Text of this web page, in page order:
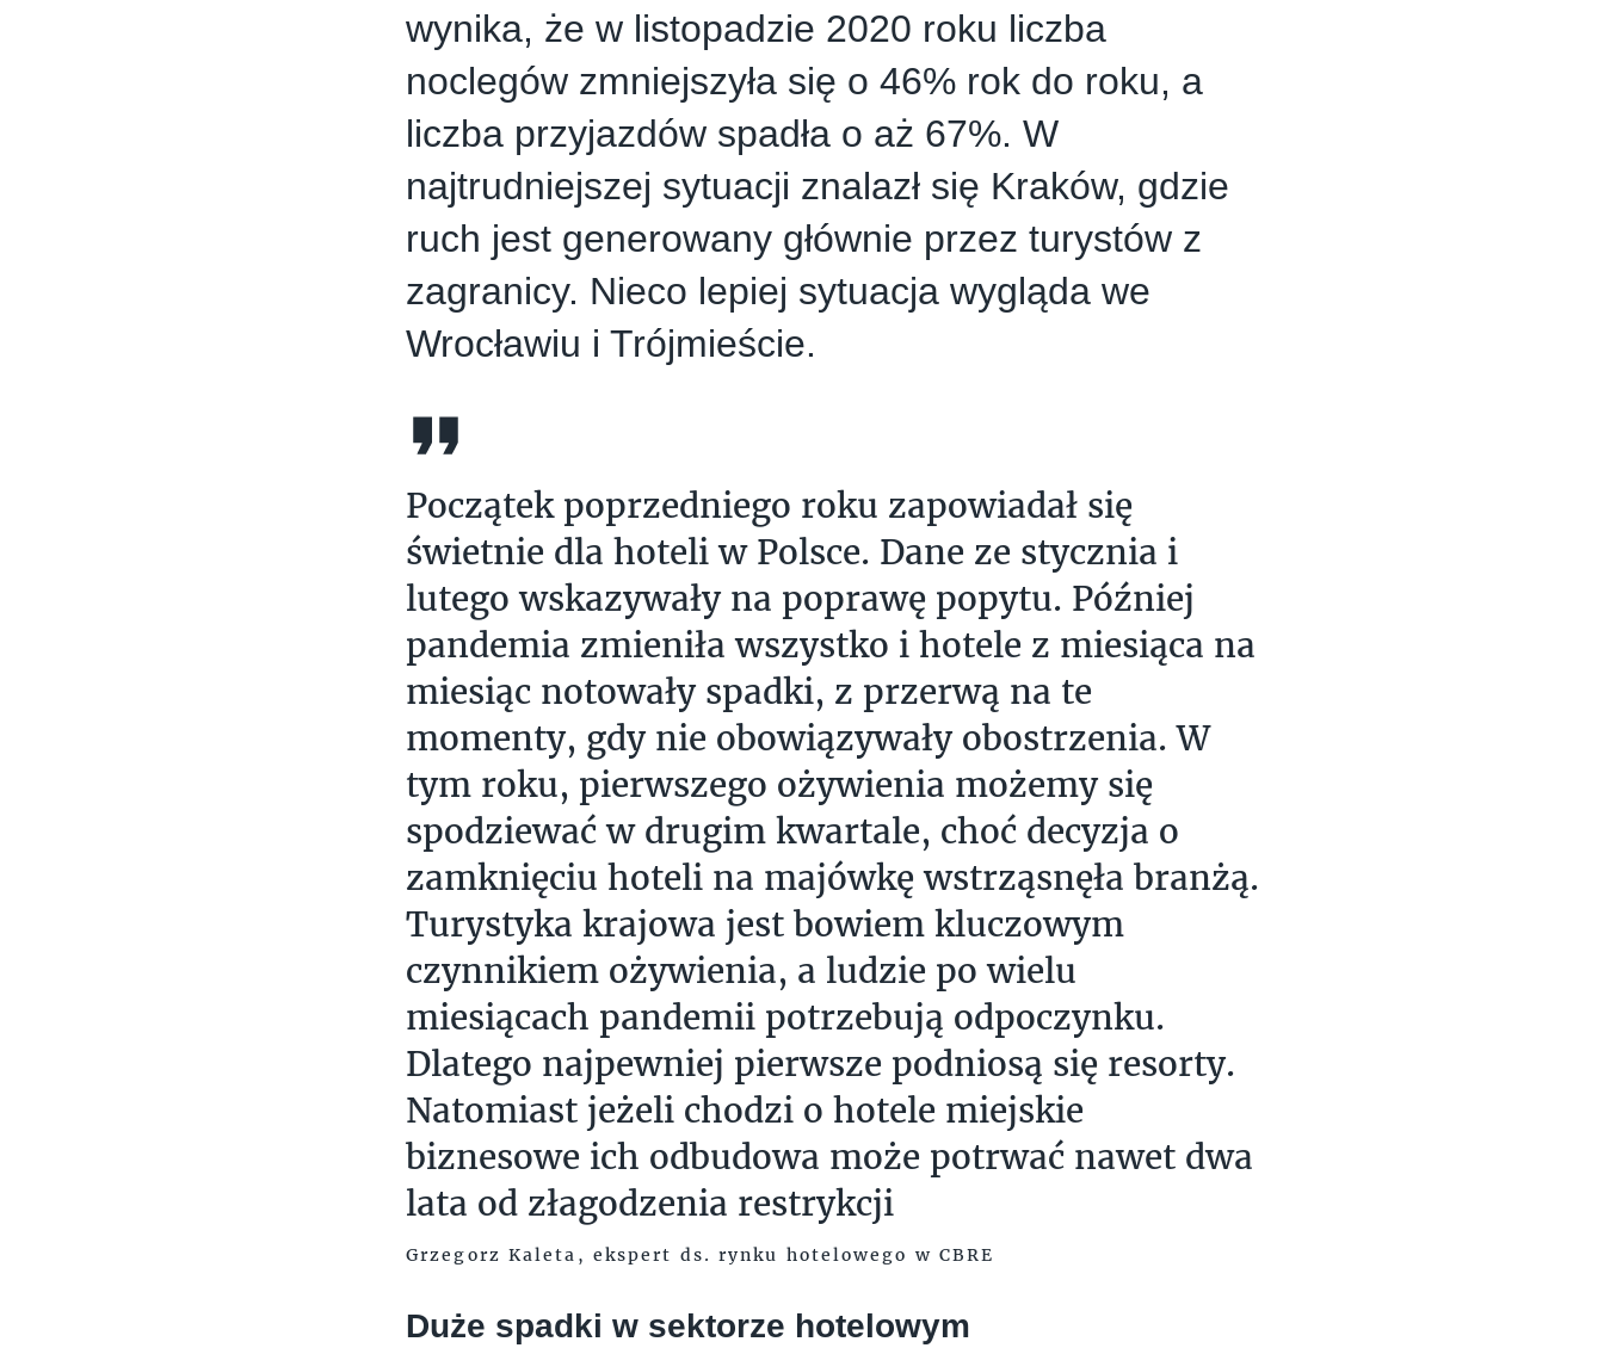
wynika, że w listopadzie 2020 roku liczba
noclegów zmniejszyła się o 46% rok do roku, a
liczba przyjazdów spadła o aż 67%. W
najtrudniejszej sytuacji znalazł się Kraków, gdzie
ruch jest generowany głównie przez turystów z
zagranicy. Nieco lepiej sytuacja wygląda we
Wrocławiu i Trójmieście.
Początek poprzedniego roku zapowiadał się
świetnie dla hoteli w Polsce. Dane ze stycznia i
lutego wskazywały na poprawę popytu. Później
pandemia zmieniła wszystko i hotele z miesiąca na
miesiąc notowały spadki, z przerwą na te
momenty, gdy nie obowiązywały obostrzenia. W
tym roku, pierwszego ożywienia możemy się
spodziewać w drugim kwartale, choć decyzja o
zamknięciu hoteli na majówkę wstrząsnęła branżą.
Turystyka krajowa jest bowiem kluczowym
czynnikiem ożywienia, a ludzie po wielu
miesiącach pandemii potrzebują odpoczynku.
Dlatego najpewniej pierwsze podniosą się resorty.
Natomiast jeżeli chodzi o hotele miejskie
biznesowe ich odbudowa może potrwać nawet dwa
lata od złagodzenia restrykcji
Grzegorz Kaleta, ekspert ds. rynku hotelowego w CBRE
Duże spadki w sektorze hotelowym